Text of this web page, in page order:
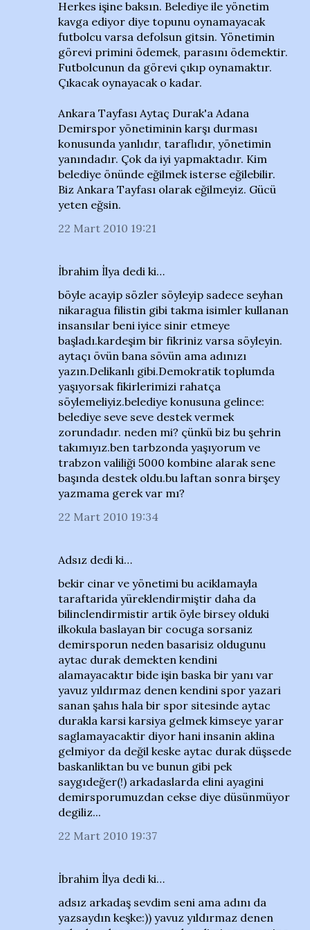
Herkes işine baksın. Belediye ile yönetim
kavga ediyor diye topunu oynamayacak
futbolcu varsa defolsun gitsin. Yönetimin
görevi primini ödemek, parasını ödemektir.
Futbolcunun da görevi çıkıp oynamaktır.
Çıkacak oynayacak o kadar.
Ankara Tayfası Aytaç Durak'a Adana
Demirspor yönetiminin karşı durması
konusunda yanlıdır, taraflıdır, yönetimin
yanındadır. Çok da iyi yapmaktadır. Kim
belediye önünde eğilmek isterse eğilebilir.
Biz Ankara Tayfası olarak eğilmeyiz. Gücü
yeten eğsin.
22 Mart 2010 19:21
İbrahim İlya dedi ki…
böyle acayip sözler söyleyip sadece seyhan
nikaragua filistin gibi takma isimler kullanan
insansılar beni iyice sinir etmeye
başladı.kardeşim bir fikriniz varsa söyleyin.
aytaçı övün bana sövün ama adınızı
yazın.Delikanlı gibi.Demokratik toplumda
yaşıyorsak fikirlerimizi rahatça
söylemeliyiz.belediye konusuna gelince:
belediye seve seve destek vermek
zorundadır. neden mi? çünkü biz bu şehrin
takımıyız.ben tarbzonda yaşıyorum ve
trabzon valiliği 5000 kombine alarak sene
başında destek oldu.bu laftan sonra birşey
yazmama gerek var mı?
22 Mart 2010 19:34
Adsız dedi ki…
bekir cinar ve yönetimi bu aciklamayla
taraftarida yüreklendirmiştir daha da
bilinclendirmistir artik öyle birsey olduki
ilkokula baslayan bir cocuga sorsaniz
demirsporun neden basarisiz oldugunu
aytac durak demekten kendini
alamayacaktır bide işin baska bir yanı var
yavuz yıldırmaz denen kendini spor yazari
sanan şahıs hala bir spor sitesinde aytac
durakla karsi karsiya gelmek kimseye yarar
saglamayacaktir diyor hani insanin aklina
gelmiyor da değil keske aytac durak düşsede
baskanliktan bu ve bunun gibi pek
saygıdeğer(!) arkadaslarda elini ayagini
demirsporumuzdan cekse diye düsünmüyor
degiliz...
22 Mart 2010 19:37
İbrahim İlya dedi ki…
adsız arkadaş sevdim seni ama adını da
yazsaydın keşke:)) yavuz yıldırmaz denen